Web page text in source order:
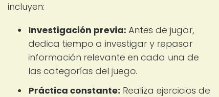
incluyen:
Investigación previa: Antes de jugar,
dedica tiempo a investigar y repasar
información relevante en cada una de
las categorías del juego.
Práctica constante: Realiza ejercicios de